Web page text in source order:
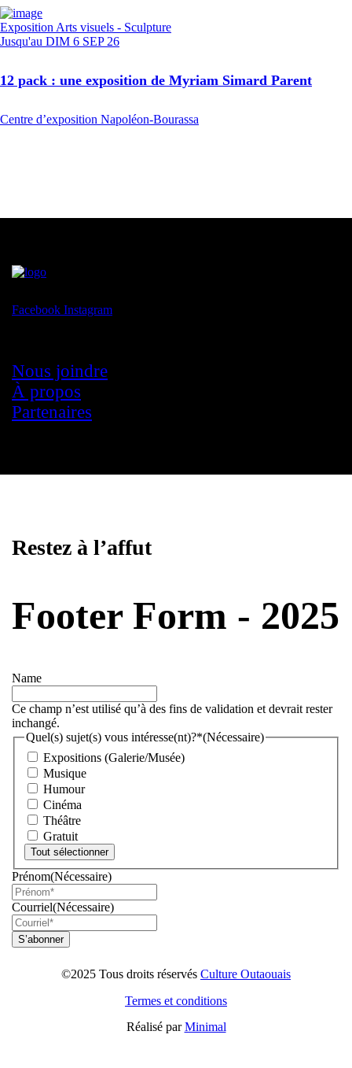
Exposition Arts visuels - Sculpture
Jusqu'au DIM 6 SEP 26
12 pack : une exposition de Myriam Simard Parent
Centre d’exposition Napoléon-Bourassa
Facebook Instagram
Nous joindre
À propos
Partenaires
Restez à l’affut
Footer Form - 2025
Name
Ce champ n’est utilisé qu’à des fins de validation et devrait rester
inchangé.
Quel(s) sujet(s) vous intéresse(nt)?*(Nécessaire)
Expositions (Galerie/Musée)
Musique
Humour
Cinéma
Théâtre
Gratuit
Tout sélectionner
Prénom(Nécessaire)
Courriel(Nécessaire)
©2025 Tous droits réservés Culture Outaouais
Termes et conditions
Réalisé parMinimal